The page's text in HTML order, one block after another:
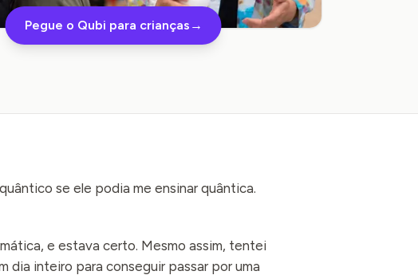
Pegue o Qubi para crianças →
se ele podia me ensinar quântica.
e estava certo. Mesmo assim, tentei
dia inteiro para conseguir passar por uma